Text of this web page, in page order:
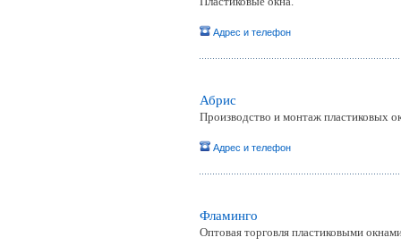
Адрес и телефон
Абрис
Производство и монтаж пластиковых
Адрес и телефон
Фламинго
Оптовая торговля пластиковыми